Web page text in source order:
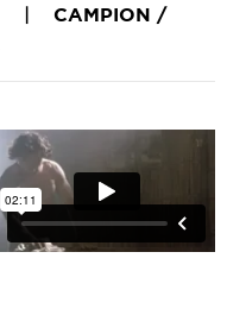
|
CAMPION /